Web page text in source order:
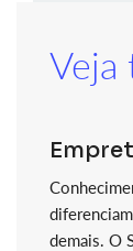
Veja
demais. O